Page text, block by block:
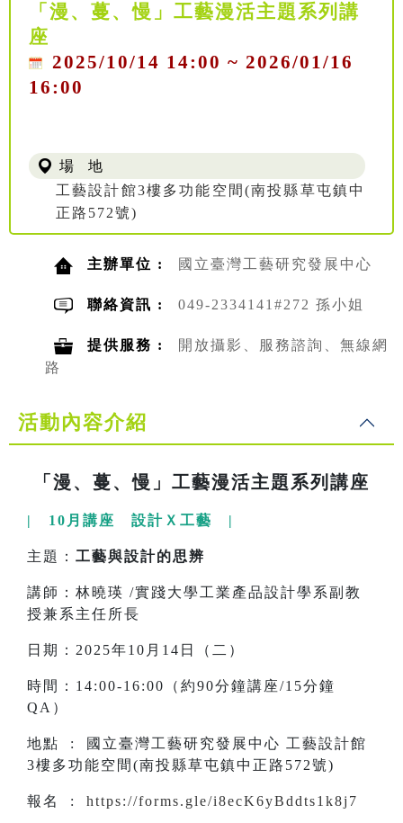
「漫、蔓、慢」工藝漫活主題系列講
座
2025/10/14 14:00 ~ 2026/01/16
16:00
場 地
工藝設計館3樓多功能空間(南投縣草屯鎮中
正路572號)
主辦單位 : 國立臺灣工藝研究發展中心
聯絡資訊 : 049-2334141#272 孫小姐
提供服務 :
開放攝影、服務諮詢、無線網
路
活動內容介紹
「漫、蔓、慢」工藝漫活主題系列講座
| 10月講座 設計Ｘ工藝 |
主題： 工藝與設計的思辨
講師：林曉瑛 /實踐大學工業產品設計學系副教
授兼系主任所長
日期：2025年10月14日（二）
時間：14:00-16:00（約90分鐘講座/15分鐘
QA）
地點 : 國立臺灣工藝研究發展中心 工藝設計館
3樓多功能空間(南投縣草屯鎮中正路572號)
報名 : https://forms.gle/i8ecK6yBddts1k8j7